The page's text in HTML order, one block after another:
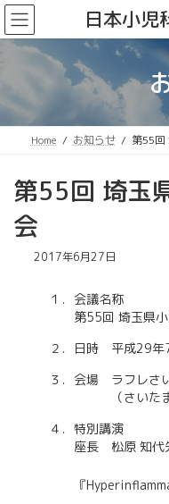
コ
ン
テ
ス
ナ
ビ
ゲ
ン
日本小児
Home お知らせ 第55回
第55回 埼玉
会
2017年6月27日
１．会議名称
第55回 埼玉県小
２．日時 平成29
３．会場 ラフレさ
（さいたま市
４．特別講演
座長 松原 知代先
『